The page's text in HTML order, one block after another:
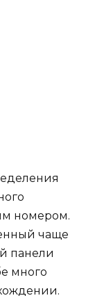
номером.
чаще
панели
много